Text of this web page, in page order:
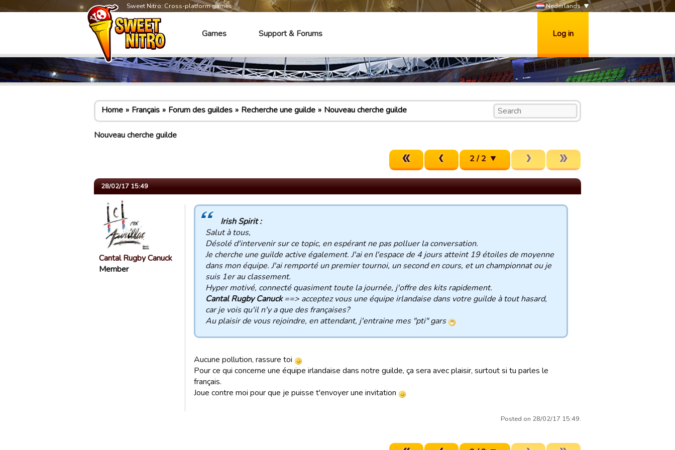
Sweet Nitro: Cross-platform games Nederlands
Games Support & Forums Log in
Home Français Forum des guildes Recherche une guilde Nouveau cherche guilde
Nouveau cherche guilde
2 / 2
28/02/17 15:49
Cantal Rugby Canuck
Member
Irish Spirit :
Salut à tous,
Désolé d'intervenir sur ce topic, en espérant ne pas polluer la conversation.
Je cherche une guilde active également. J'ai en l'espace de 4 jours atteint 19 étoiles de moyenne
dans mon équipe. J'ai remporté un premier tournoi, un second en cours, et un championnat ou je
suis 1er au classement.
Hyper motivé, connecté quasiment toute la journée, j'offre des kits rapidement.
Cantal Rugby Canuck==> acceptez vous une équipe irlandaise dans votre guilde à tout hasard,
car je vois qu'il n'y a que des françaises?
Au plaisir de vous rejoindre, en attendant, j'entraine mes "pti" gars
Aucune pollution, rassure toi
Pour ce qui concerne une équipe irlandaise dans notre guilde, ça sera avec plaisir, surtout si tu parles le
français.
Joue contre moi pour que je puisse t'envoyer une invitation
Posted on 28/02/17 15:49.